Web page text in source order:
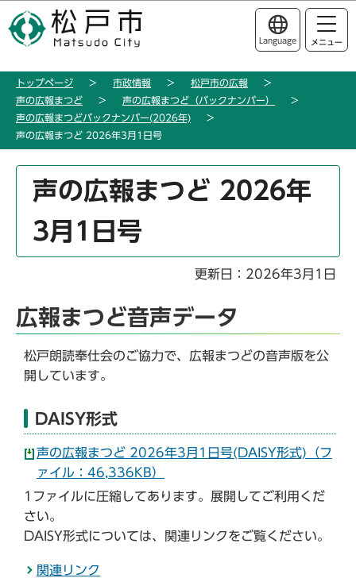
の
ー
頭
このページの本文へ移動
Language メニュー
トップページ 市政情報
松戸市の広報
声の広報まつど
声の広報まつど（バックナンバー）
声の広報まつどバックナンバー(2026年)
声の広報まつど 2026年3月1日号
か
声の広報まつど 2026年
3月1日号
更新日：2026年3月1日
広報まつど音声データ
松戸朗読奉仕会のご協力で、広報まつどの音声版を公
開しています。
DAISY形式
声の広報まつど 2026年3月1日号(DAISY形式)（フ
ァイル：46,336KB）
1ファイルに圧縮してあります。展開してご利用くだ
さい。
DAISY形式については、関連リンクをご覧ください。
関連リンク